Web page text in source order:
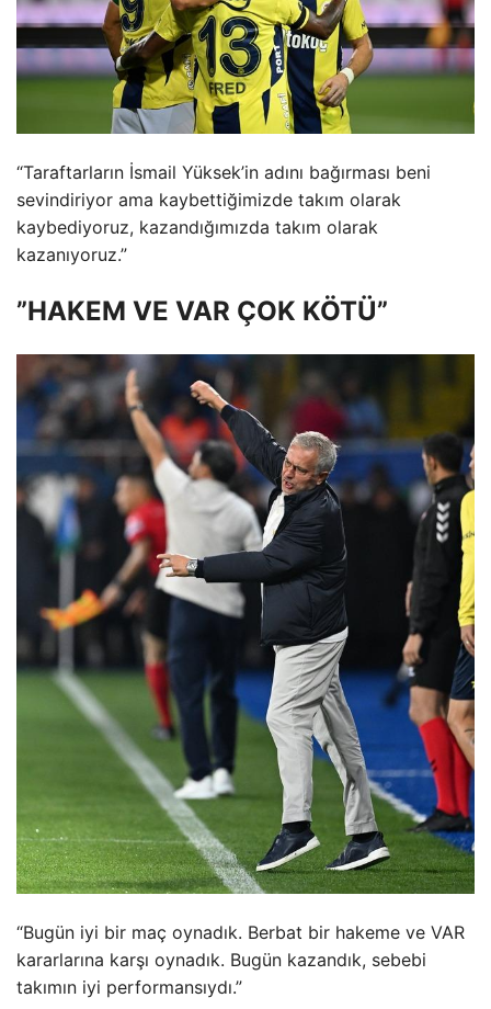
“Taraftarların İsmail Yüksek’in adını bağırması beni
sevindiriyor ama kaybettiğimizde takım olarak
kaybediyoruz, kazandığımızda takım olarak
kazanıyoruz.”
”HAKEM VE VAR ÇOK KÖTÜ”
“Bugün iyi bir maç oynadık. Berbat bir hakeme ve VAR
kararlarına karşı oynadık. Bugün kazandık, sebebi
takımın iyi performansıydı.”